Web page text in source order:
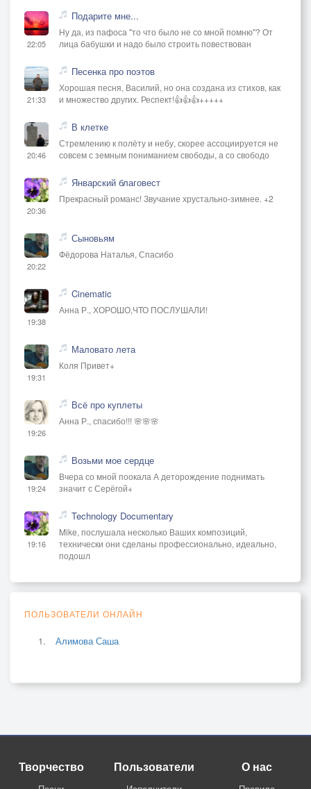
22:05
Подарите мне...
Ну да, из пафоса "то что было не со мной помню"? От
лица бабушки и надо было строить повествован
21:33
Песенка про поэтов
Хорошая песня, Василий, но она создана из стихов, как
и множество других. Респект!👍👍👍+++++
20:46
В клетке
Стремлению к полёту и небу, скорее ассоциируется не
совсем с земным пониманием свободы, а со свободо
20:36
Январский благовест
Прекрасный романс! Звучание хрустально-зимнее. +2
20:22
Сыновьям
Фёдорова Наталья, Спасибо
19:38
Cinematic
Анна Р., ХОРОШО,ЧТО ПОСЛУШАЛИ!
19:31
Маловато лета
Коля Привет+
19:26
Всё про куплеты
Анна Р., спасибо!!! 🌸🌸🌸
19:24
Возьми мое сердце
Вчера со мной поокала А деторождение поднимать
значит с Серёгой+
19:16
Technology Documentary
Mike, послушала несколько Ваших композиций,
технически они сделаны профессионально, идеально,
подошл
ПОЛЬЗОВАТЕЛИ ОНЛАЙН
Алимова Саша
Творчество Пользователи О нас